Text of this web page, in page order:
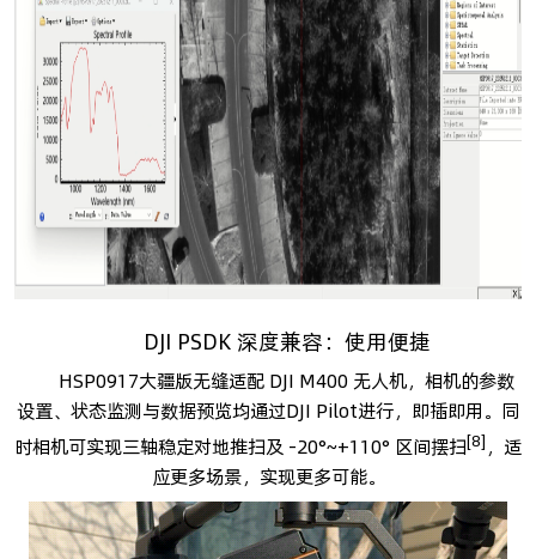
DJI PSDK 深度兼容：使用便捷
HSP0917大疆版无缝适配 DJI M400 无人机，相机的参数
设置、状态监测与数据预览均通过DJI Pilot进行，即插即用。同
时相机可实现三轴稳定对地推扫及 -20°~+110° 区间摆扫[8] ，适
应更多场景，实现更多可能。